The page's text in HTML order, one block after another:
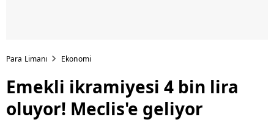
Para Limanı Ekonomi
Emekli ikramiyesi 4 bin lira
oluyor! Meclis'e geliyor